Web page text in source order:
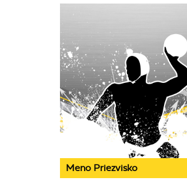
Meno Priezvisko